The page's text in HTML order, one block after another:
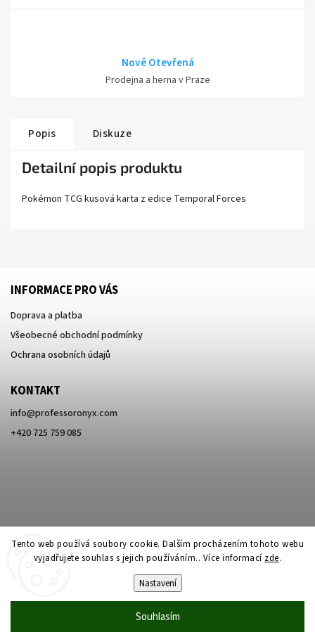
Tento web používá soubory cookie. Dalším procházením tohoto webu
vyjadřujete souhlas s jejich používáním.. Více informací zde.
Nastavení
Souhlasím
Nově Otevřená
Prodejna a herna v Praze
Popis Diskuze
Detailní popis produktu
Pokémon TCG kusová karta z edice Temporal Forces
INFORMACE PRO VÁS
Doprava a platba
Všeobecné obchodní podmínky
Ochrana osobních údajů
KONTAKT
info@professoronyx.com
+420 725 759 085
Professor Onyx. Všechna práva vyhrazena.